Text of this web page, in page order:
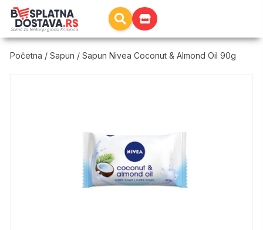
Početna /Sapun / Sapun Nivea Coconut & Almond Oil 90g